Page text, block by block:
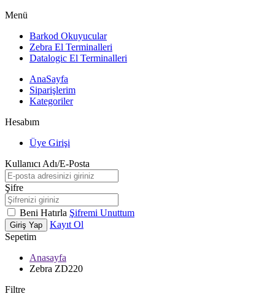
Menü
Barkod Okuyucular
Zebra El Terminalleri
Datalogic El Terminalleri
AnaSayfa
Siparişlerim
Kategoriler
Hesabım
Üye Girişi
Kullanıcı Adı/E-Posta
Şifre
Beni Hatırla Şifremi Unuttum
Giriş Yap
Kayıt Ol
Sepetim
Anasayfa
Zebra ZD220
Filtre